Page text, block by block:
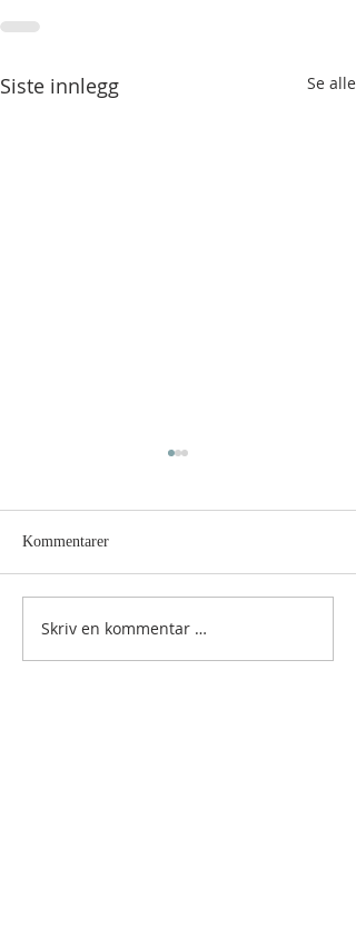
Siste innlegg Se alle
Kommentarer
Skriv en kommentar …